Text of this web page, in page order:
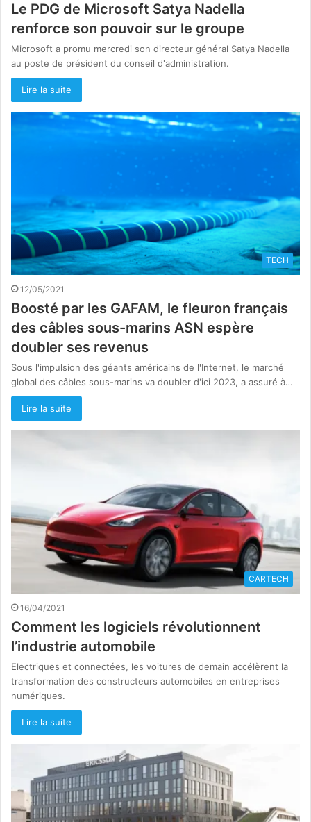
Le PDG de Microsoft Satya Nadella
renforce son pouvoir sur le groupe
Microsoft a promu mercredi son directeur général Satya Nadella
au poste de président du conseil d'administration.
Lire la suite
TECH
12/05/2021
Boosté par les GAFAM, le fleuron français
des câbles sous-marins ASN espère
doubler ses revenus
Sous l'impulsion des géants américains de l'Internet, le marché
global des câbles sous-marins va doubler d'ici 2023, a assuré à…
Lire la suite
CARTECH
16/04/2021
Comment les logiciels révolutionnent
l’industrie automobile
Electriques et connectées, les voitures de demain accélèrent la
transformation des constructeurs automobiles en entreprises
numériques.
Lire la suite